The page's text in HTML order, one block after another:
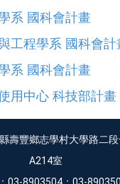
系 國科會計畫
工程學系 國科會計
系 國科會計畫
用中心 科技部計畫
壽豐鄉志學村大學路二
A214室